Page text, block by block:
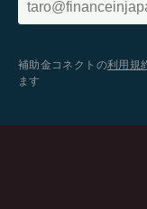
補助金コネクトの利用規
ます